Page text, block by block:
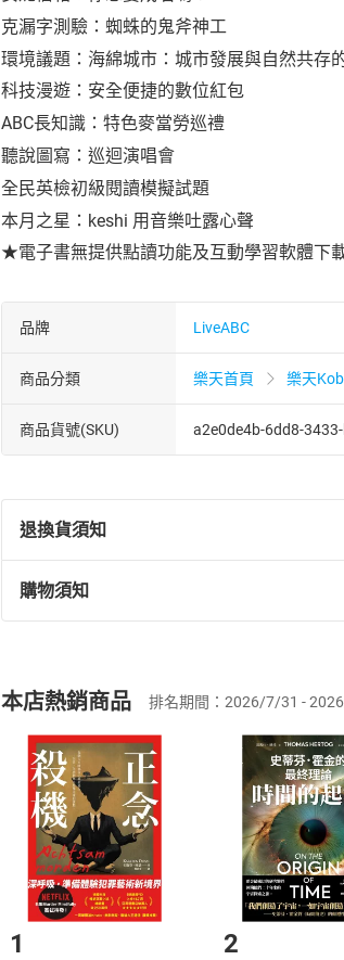
克漏字測驗：蜘蛛的鬼斧神工
環境議題：海綿城市：城市發展與自然共存
科技漫遊：安全便捷的數位紅包
ABC長知識：特色麥當勞巡禮
聽說圖寫：巡迴演唱會
全民英檢初級閱讀模擬試題
本月之星：keshi 用音樂吐露心聲
★電子書無提供點讀功能及互動學習軟體下
品牌 LiveABC
商品分類 樂天首頁 樂天
商品貨號(SKU) a2e0de4b-6dd8-
退換貨須知
退換貨規定：
(一)依消費者保護法第19條第1項後段
(二)消費者訂購本店鋪之商品即代表
且已下載/存取電子書，不得請求退貨
退貨方式：您欲取消訂單或辦理退貨
貨」，本店鋪將依您的申請進行審核，
請注意，樂天市場須以整筆訂單為單
購物須知
挑選商品
Choose
放入
購書後，如何開始使用？
Step1.選擇閱讀載具
本店熱銷商品 排名期間：2026/7/31 -
1 2